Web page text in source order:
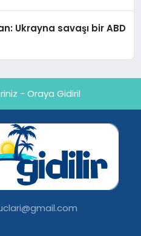
Ukrayna savaşı bir ABD
- Oraya Gidiril